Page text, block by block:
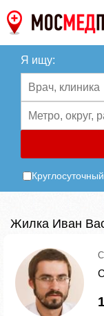
Я ищу:
Жилкa Иван